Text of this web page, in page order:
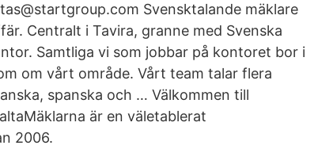
Svensktalande mäklare
Centralt i Tavira, granne med Svenska
Samtliga vi som jobbar på kontoret bor i
om vårt område. Vårt team talar flera
spanska och … Välkommen till
är en väletablerat
2006.